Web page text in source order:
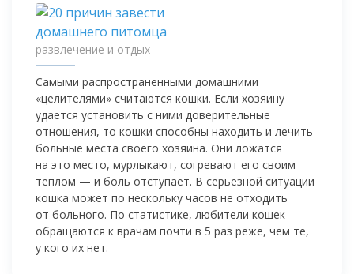
развлечение и отдых
Самыми распространенными домашними
«целителями» считаются кошки. Если хозяину
удается установить с ними доверительные
отношения, то кошки способны находить и лечить
больные места своего хозяина. Они ложатся
на это место, мурлыкают, согревают его своим
теплом — и боль отступает. В серьезной ситуации
кошка может по нескольку часов не отходить
от больного. По статистике, любители кошек
обращаются к врачам почти в 5 раз реже, чем те,
у кого их нет.